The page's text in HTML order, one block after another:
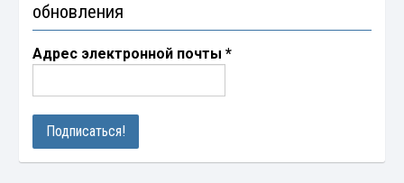
обновления
Адрес электронной почты*